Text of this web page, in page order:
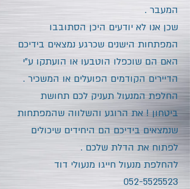
המעבר .
שכן אנו לא יודעים היכן הסתובבו
המפתחות הישנים שכרגע נמצאים בידיכם
האם הם שוכפלו הוטבעו או הועתקו ע"י
הדיירים הקודמים הפועלים או המשכיר .
החלפת המנעול תעניק לכם תחושת
ביטחון ! את הרוגע והשלווה שהמפתחות
שנמצאים בידיכם הם היחידים שיכולים
לפתוח את הדלת שלכם .
להחלפת מנעול חייגו מנעולי דוד
052-5525523